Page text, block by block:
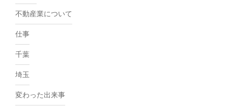
不動産業について
仕事
千葉
埼玉
変わった出来事